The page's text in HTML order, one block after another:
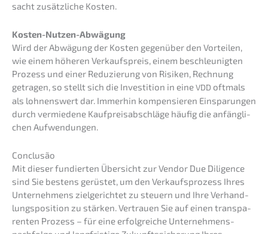
sacht zusätz­li­che Kosten.
Kosten-Nutzen-Abwägung
Wird der Abwägung der Kosten gegen­über den Vortei­len,
wie einem höheren Verkaufs­preis, einem beschleu­nig­ten
Prozess und einer Reduzie­rung von Risiken, Rechnung
getra­gen, so stellt sich die Inves­ti­ti­on in eineVDD oftmals
als lohnens­wert dar. Immer­hin kompen­sie­ren Einspa­run­gen
durch vermie­de­ne Kaufpreis­ab­schlä­ge häufig die anfäng­li­
chen Aufwendungen.
Conclusão
Mit dieser fundier­ten Übersicht zur Vendor Due Diligence
sind Sie bestens gerüs­tet, um den Verkaufs­pro­zess Ihres
Unter­neh­mens zielge­rich­tet zu steuern und Ihre Verhand­
lungs­po­si­ti­on zu stärken. Vertrau­en Sie auf einen trans­pa­
ren­ten Prozess – für eine erfolg­rei­che Unternehmens­